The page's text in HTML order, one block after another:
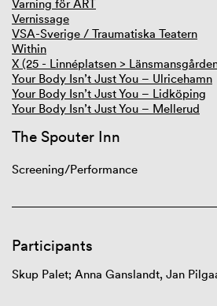
Varning för ART
Vernissage
VSA-Sverige / Traumatiska Teatern
Within
X (25 - Linnéplatsen >
Your Body Isn’t Just You – Ulricehamn
Your Body Isn’t Just You – Lidköping
Your Body Isn’t Just You – Mellerud
The Spouter Inn
Screening/Performance
Participants
Skup Palet; Anna Ganslandt, Jan